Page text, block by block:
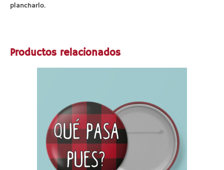
plancharlo.
Productos relacionados